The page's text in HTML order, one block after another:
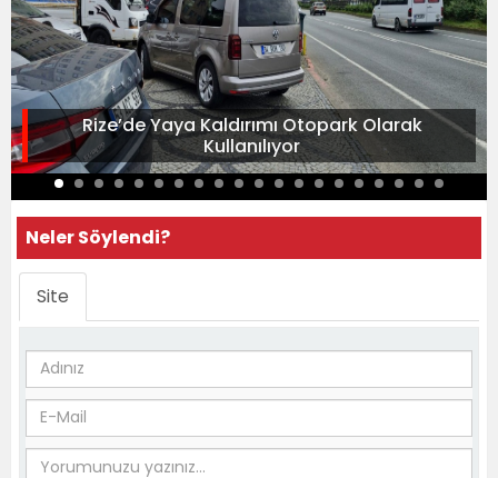
Rize’de Yaya Kaldırımı Otopark Olarak
Kullanılıyor
Neler Söylendi?
Site